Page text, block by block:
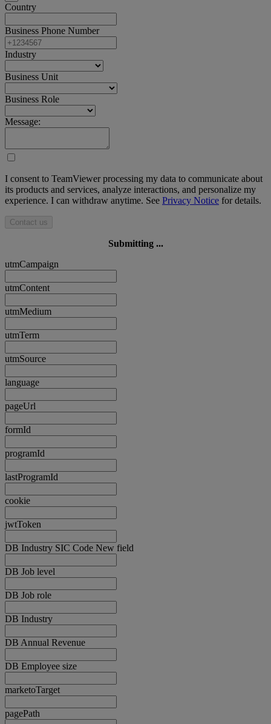
Country
Business Phone Number
Industry
Business Unit
Business Role
Message:
I consent to TeamViewer processing my data to communicate about
its products and services, analyze interactions, and personalize my
experience. I can withdraw anytime. See Privacy Notice for details.
Contact us
Submitting ...
utmCampaign
utmContent
utmMedium
utmTerm
utmSource
language
pageUrl
formId
programId
lastProgramId
cookie
jwtToken
DB Industry SIC Code New field
DB Job level
DB Job role
DB Industry
DB Annual Revenue
DB Employee size
marketoTarget
pagePath